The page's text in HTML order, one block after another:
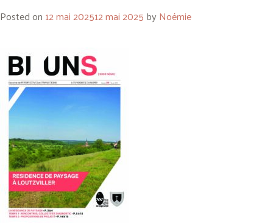
Posted on 12 mai 202512 mai 2025 byNoémie